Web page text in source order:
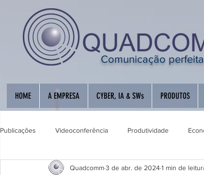
Comunicação
HOME A EMPRESA CYBER, IA & SWs PRODUTOS
Publicações Videoconferência Produtividade
Educação Interativa Automação de Ambientes
Quadcomm3 de abr. de 20241 min de